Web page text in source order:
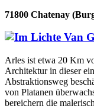
71800 Chatenay
Arles ist etwa 20 Km
Architektur in dieser
Abstraktionsweg
von Platanen
bereichern die